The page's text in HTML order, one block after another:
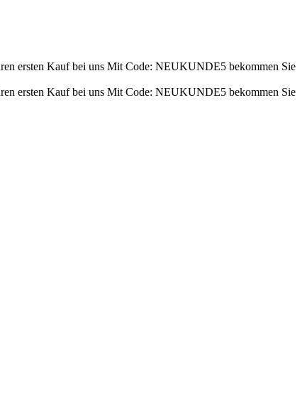
ersten Kauf bei uns Mit Code: NEUKUNDE5 bekommen Sie
ersten Kauf bei uns Mit Code: NEUKUNDE5 bekommen Sie